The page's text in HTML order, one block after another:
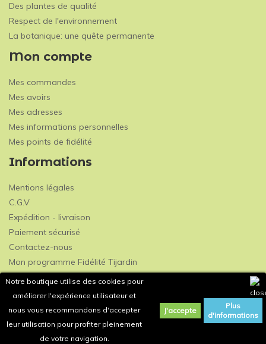
Notre boutique utilise des cookies pour
améliorer l'expérience utilisateur et
nous vous recommandons d'accepter
leur utilisation pour profiter pleinement
de votre navigation.
J'accepte
Plus
d'informations
Des plantes de qualité
Respect de l'environnement
La botanique: une quête permanente
Mon compte
Mes commandes
Mes avoirs
Mes adresses
Mes informations personnelles
Mes points de fidélité
Informations
Mentions légales
C.G.V
Expédition - livraison
Paiement sécurisé
Contactez-nous
Mon programme Fidélité Tijardin